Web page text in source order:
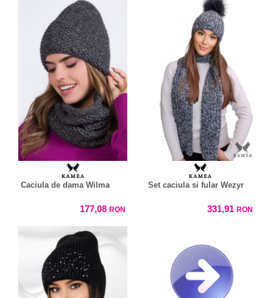
Caciula de dama Wilma
177,08 RON
Set caciula si fular Wezyr
331,91 RON